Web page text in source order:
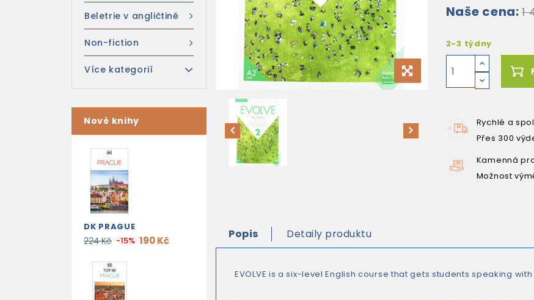
Beletrie v angličtině
Non-fiction
Více kategorií
Nové knihy
DK PRAGUE
224 Kč -15% 190 Kč
Naše cena: 1
2-3 týdny
Rychlé a
Přes 300
Kamenná
Možnost
Popis Detaily produktu
EVOLVE is a six-level English course that gets students speaking